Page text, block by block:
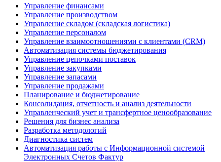
Управление финансами
Управление производством
Управление складом (складская логистика)
Управление персоналом
Управление взаимоотношениями с клиентами (СRM)
Автоматизация системы бюджетирования
Управление цепочками поставок
Управление закупками
Управление запасами
Управление продажами
Планирование и бюджетирование
Консолидация, отчетность и анализ деятельности
Управленческий учет и трансфертное ценообразование
Решения для бизнес анализа
Разработка методологий
Диагностика систем
Автоматизация работы с Информационной системой
Электронных Счетов Фактур